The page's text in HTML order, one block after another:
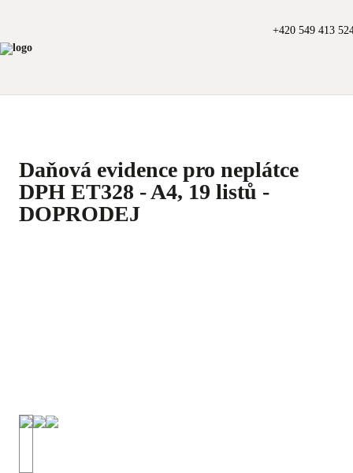
+420 549 413
Daňová evidence pro neplátce
DPH ET328 - A4, 19 listů -
DOPRODEJ